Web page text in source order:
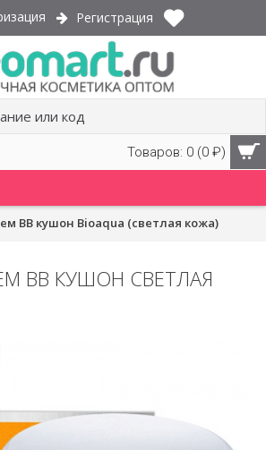
Регистрация
Товаров: 0 (0 ₽)
BB кушон Bioaqua (светлая кожа)
BB КУШОН СВЕТЛАЯ